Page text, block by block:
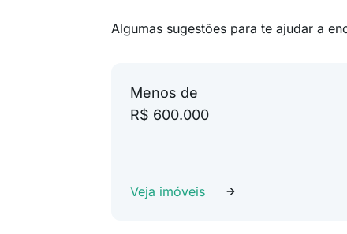
Algumas sugestões para te ajudar a
Menos de
R$ 600.000
Veja imóveis